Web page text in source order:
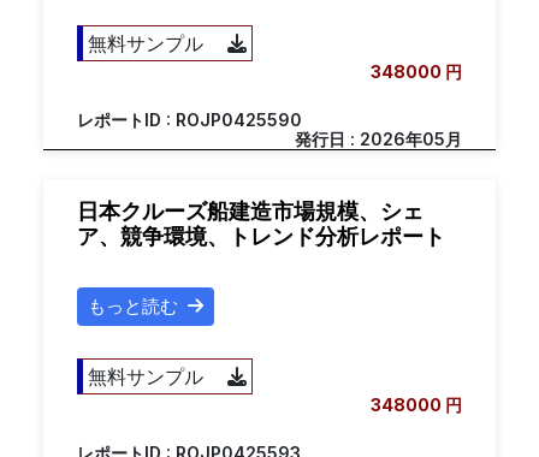
無料サンプル
348000 円
レポートID : ROJP0425590
発行日 : 2026年05月
日本クルーズ船建造市場規模、シェ
ア、競争環境、トレンド分析レポート
もっと読む
無料サンプル
348000 円